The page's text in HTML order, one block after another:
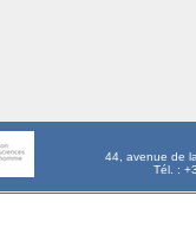
44, avenue de
Tél. :